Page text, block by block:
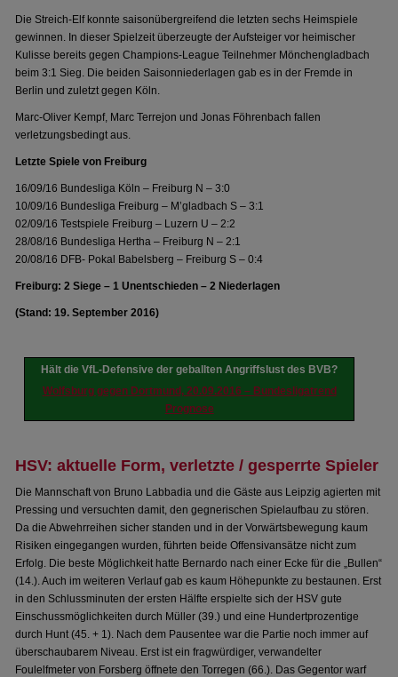
Die Streich-Elf konnte saisonübergreifend die letzten sechs Heimspiele
gewinnen. In dieser Spielzeit überzeugte der Aufsteiger vor heimischer
Kulisse bereits gegen Champions-League Teilnehmer Mönchengladbach
beim 3:1 Sieg. Die beiden Saisonniederlagen gab es in der Fremde in
Berlin und zuletzt gegen Köln.
Marc-Oliver Kempf, Marc Terrejon und Jonas Föhrenbach fallen
verletzungsbedingt aus.
Letzte Spiele von Freiburg
16/09/16 Bundesliga Köln – Freiburg N – 3:0
10/09/16 Bundesliga Freiburg – M’gladbach S – 3:1
02/09/16 Testspiele Freiburg – Luzern U – 2:2
28/08/16 Bundesliga Hertha – Freiburg N – 2:1
20/08/16 DFB- Pokal Babelsberg – Freiburg S – 0:4
Freiburg: 2 Siege – 1 Unentschieden – 2 Niederlagen
(Stand: 19. September 2016)
Hält die VfL-Defensive der geballten Angriffslust des BVB?
Wolfsburg gegen Dortmund, 20.09.2016 – Bundesligatrend
Prognose
HSV: aktuelle Form, verletzte / gesperrte Spieler
Die Mannschaft von Bruno Labbadia und die Gäste aus Leipzig agierten mit
Pressing und versuchten damit, den gegnerischen Spielaufbau zu stören.
Da die Abwehrreihen sicher standen und in der Vorwärtsbewegung kaum
Risiken eingegangen wurden, führten beide Offensivansätze nicht zum
Erfolg. Die beste Möglichkeit hatte Bernardo nach einer Ecke für die „Bullen“
(14.). Auch im weiteren Verlauf gab es kaum Höhepunkte zu bestaunen. Erst
in den Schlussminuten der ersten Hälfte erspielte sich der HSV gute
Einschussmöglichkeiten durch Müller (39.) und eine Hundertprozentige
durch Hunt (45. + 1). Nach dem Pausentee war die Partie noch immer auf
überschaubarem Niveau. Erst ist ein fragwürdiger, verwandelter
Foulelfmeter von Forsberg öffnete den Torregen (66.). Das Gegentor warf